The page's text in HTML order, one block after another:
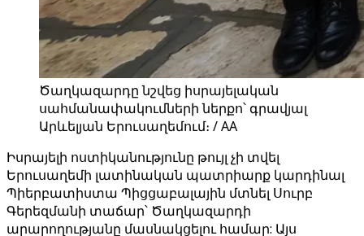
Ծաղկազարդը նշվեց իսրայելական
սահմանափակումների ներքո՝ գրավյալ
Արևելյան Երուսաղեմում։ / AA
Իսրայելի ոստիկանությունը թույլ չի տվել
Երուսաղեմի լատինական պատրիարք կարդինալ
Պիերբատիստա Պիցցաբալային մտնել Սուրբ
Գերեզմանի տաճար՝ Ծաղկազարդի
արարողությանը մասնակցելու համար: Այս